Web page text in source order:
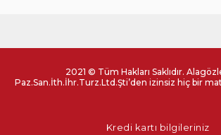
2021 © Tüm Hakları Saklıdır.
Paz.San.İth.İhr.Turz.Ltd.Şti’den izinsiz hiç bir
Kredi kartı bilgileriniz